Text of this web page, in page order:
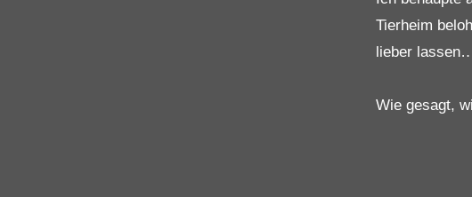
Ich behaupte
Tierheim